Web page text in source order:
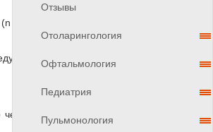
Отзывы
Отоларингология
Офтальмология
Педиатрия
Пульмонология
= 122), либо интервальной
хирургии, которая
полость сливается. Для